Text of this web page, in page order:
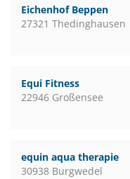
Eichenhof Beppen
27321 Thedinghausen
Equi Fitness
22946 Großensee
equin aqua therapie
30938 Burgwedel